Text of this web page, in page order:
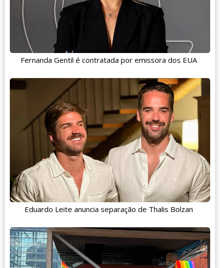
Fernanda Gentil é contratada por emissora dos EUA
Eduardo Leite anuncia separação de Thalis Bolzan